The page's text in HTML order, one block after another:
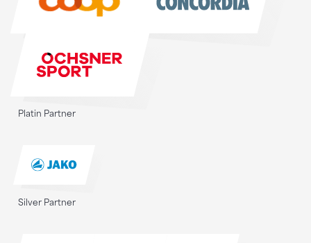
Platin Partner
Silver Partner